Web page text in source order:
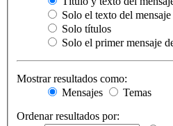
Solo el texto del mensaje
Solo títulos
Solo el primer mensaje
Mostrar resultados como:
Mensajes
Temas
Ordenar resultados por: